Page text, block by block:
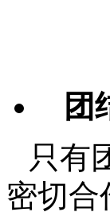
团
只有
密切合